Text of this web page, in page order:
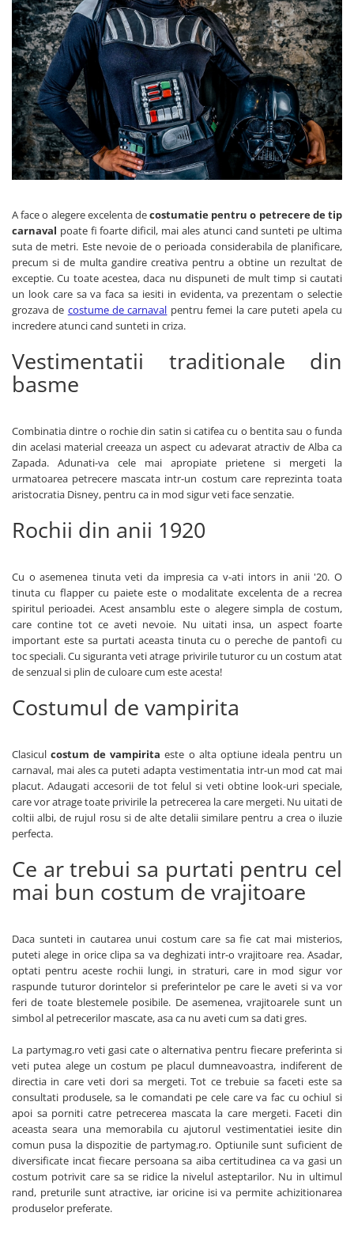
Confetti
Suflatori si Coifuri
Petrecere Star Wars
Petrecere Super Mario
Petrecere Supereroi
Petreceri Fete
Petrecere Buburuza Miraculoasa
Petrecere Ferma Animalelor
Petrecere Frozen
Petrecere Little Star
Petrecere Lovely Swan
Petrecere Mica Sirena
Petrecere Minnie Mouse
Petrecere Pisicute
Petrecere Printese Disney
Petrecere Unicorni
Pastel Party
Petrecere Disco
Petrecere Tropicala
Summer Party
Petrecere Majorat
Petrecere 30 ani
Petrecere 40 Ani
Craciun
Anul Nou
Gender Reveal
Baby Shower
Botez
Nunta
Petrecere 1 An
Petrecerea Burlacitelor
Petreceri Aniversare
Valentine's Day
A face o alegere excelenta decostumatie pentru o petrecere de tip
carnaval poate fi foarte dificil, mai ales atunci cand sunteti pe ultima
suta de metri. Este nevoie de o perioada considerabila de planificare,
precum si de multa gandire creativa pentru a obtine un rezultat de
exceptie. Cu toate acestea, daca nu dispuneti de mult timp si cautati
un look care sa va faca sa iesiti in evidenta, va prezentam o selectie
grozava de costume de carnaval pentru femei la care puteti apela cu
incredere atunci cand sunteti in criza.
Vestimentatii traditionale din
basme
Combinatia dintre o rochie din satin si catifea cu o bentita sau o funda
din acelasi material creeaza un aspect cu adevarat atractiv de Alba ca
Zapada. Adunati-va cele mai apropiate prietene si mergeti la
urmatoarea petrecere mascata intr-un costum care reprezinta toata
aristocratia Disney, pentru ca in mod sigur veti face senzatie.
Rochii din anii 1920
Cu o asemenea tinuta veti da impresia ca v-ati intors in anii '20. O
tinuta cu flapper cu paiete este o modalitate excelenta de a recrea
spiritul perioadei. Acest ansamblu este o alegere simpla de costum,
care contine tot ce aveti nevoie. Nu uitati insa, un aspect foarte
important este sa purtati aceasta tinuta cu o pereche de pantofi cu
toc speciali. Cu siguranta veti atrage privirile tuturor cu un costum atat
de senzual si plin de culoare cum este acesta!
Costumul de vampirita
Clasiculcostum de vampirita este o alta optiune ideala pentru un
carnaval, mai ales ca puteti adapta vestimentatia intr-un mod cat mai
placut. Adaugati accesorii de tot felul si veti obtine look-uri speciale,
care vor atrage toate privirile la petrecerea la care mergeti. Nu uitati de
coltii albi, de rujul rosu si de alte detalii similare pentru a crea o iluzie
perfecta.
Ce ar trebui sa purtati pentru cel
mai bun costum de vrajitoare
Daca sunteti in cautarea unui costum care sa fie cat mai misterios,
puteti alege in orice clipa sa va deghizati intr-o vrajitoare rea. Asadar,
optati pentru aceste rochii lungi, in straturi, care in mod sigur vor
raspunde tuturor dorintelor si preferintelor pe care le aveti si va vor
feri de toate blestemele posibile. De asemenea, vrajitoarele sunt un
simbol al petrecerilor mascate, asa ca nu aveti cum sa dati gres.
La partymag.ro veti gasi cate o alternativa pentru fiecare preferinta si
veti putea alege un costum pe placul dumneavoastra, indiferent de
directia in care veti dori sa mergeti. Tot ce trebuie sa faceti este sa
consultati produsele, sa le comandati pe cele care va fac cu ochiul si
apoi sa porniti catre petrecerea mascata la care mergeti. Faceti din
aceasta seara una memorabila cu ajutorul vestimentatiei iesite din
comun pusa la dispozitie de partymag.ro. Optiunile sunt suficient de
diversificate incat fiecare persoana sa aiba certitudinea ca va gasi un
costum potrivit care sa se ridice la nivelul asteptarilor. Nu in ultimul
rand, preturile sunt atractive, iar oricine isi va permite achizitionarea
produselor preferate.